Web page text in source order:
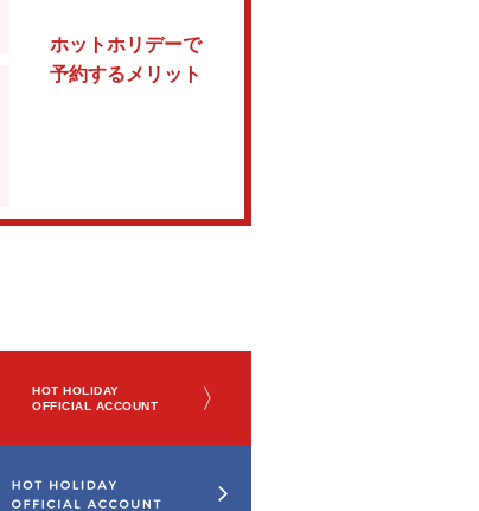
ホットホリデーで
予約するメリット
HOT HOLIDAY
OFFICIAL ACCOUNT
〉